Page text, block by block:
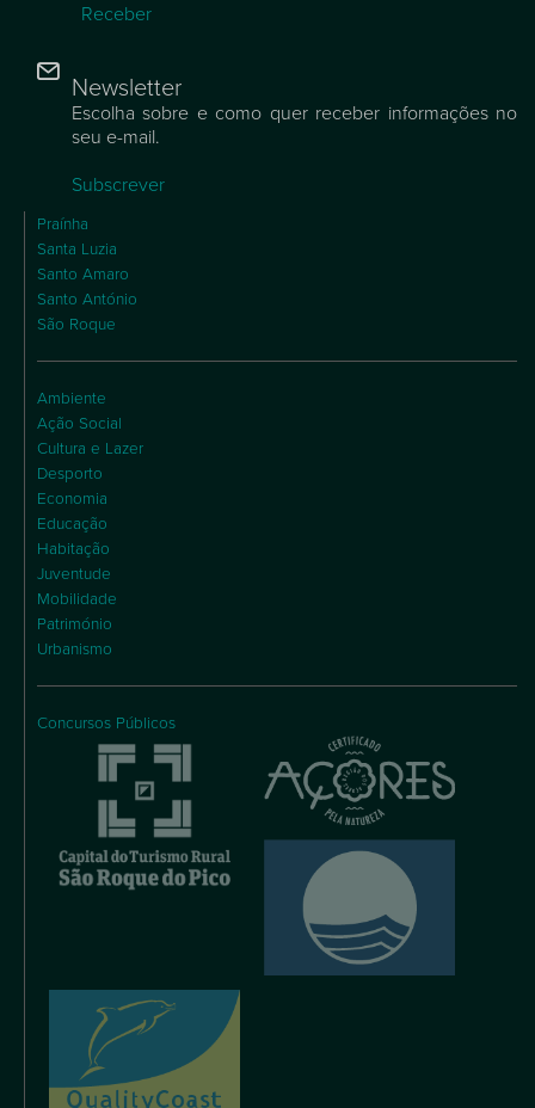
Receber
Newsletter
Escolha sobre e como quer receber informações no
seu e-mail.
Subscrever
Praínha
Santa Luzia
Santo Amaro
Santo António
São Roque
Ambiente
Ação Social
Cultura e Lazer
Desporto
Economia
Educação
Habitação
Juventude
Mobilidade
Património
Urbanismo
Concursos Públicos